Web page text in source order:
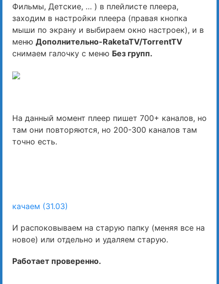
Фильмы, Детские, … ) в плейлисте плеера,
заходим в настройки плеера (правая кнопка
мыши по экрану и выбираем окно настроек), и в
меню Дополнительно-RaketaTV/TorrentTV
cнимаем галочку с меню Без групп.
На данный момент плеер пишет 700+ каналов, но
там они повторяются, но 200-300 каналов там
точно есть.
качаем (31.03)
И распоковываем на старую папку (меняя все на
новое) или отдельно и удаляем старую.
Работает проверенно.